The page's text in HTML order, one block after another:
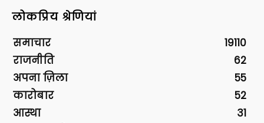
लोकप्रिय श्रेणियां
समाचार
19110
राजनीति
62
अपना ज़िला
55
कारोबार
52
आस्था
31